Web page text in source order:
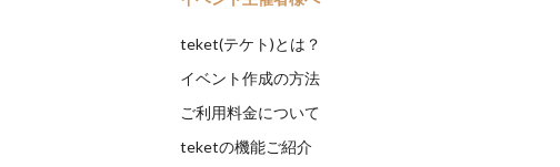
teket(テケト)とは？
イベント作成の方法
ご利用料金について
teketの機能ご紹介